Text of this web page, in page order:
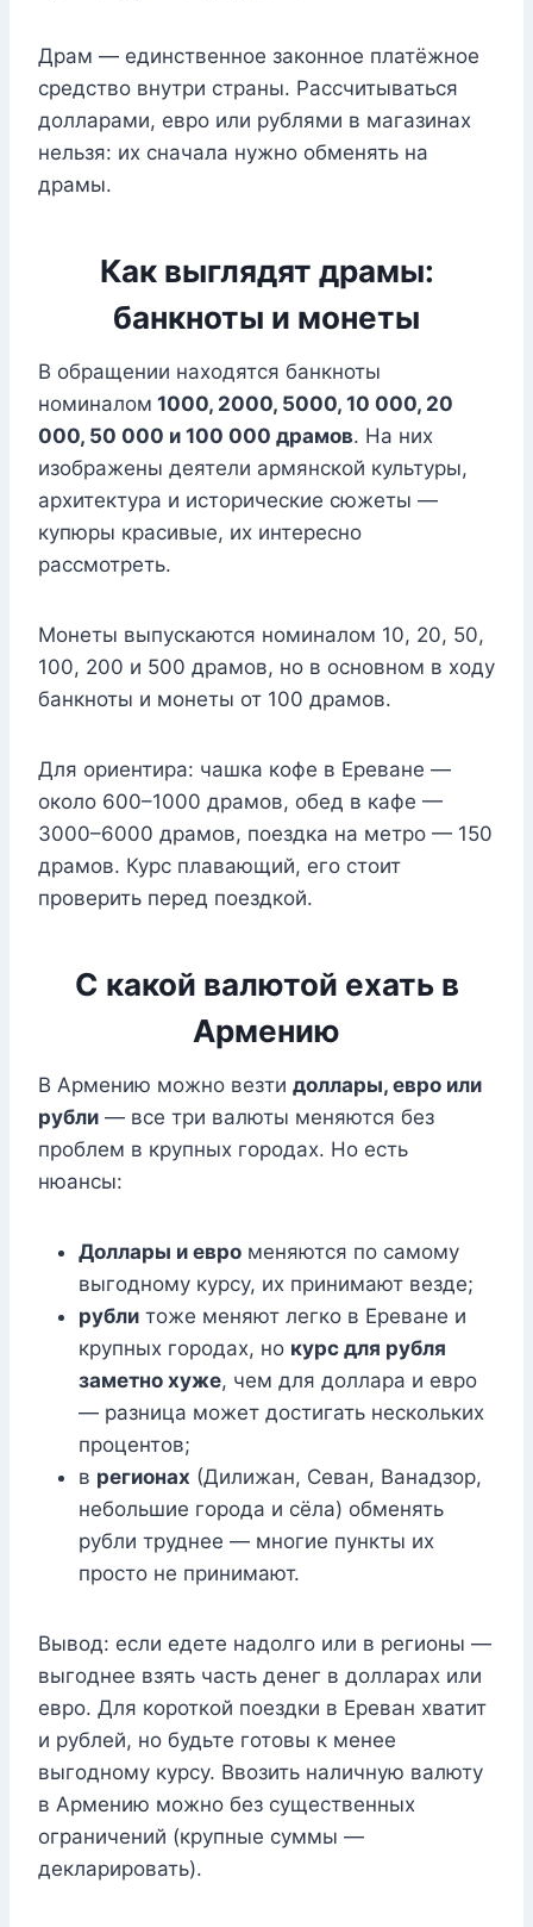
Драм — единственное законное платёжное
средство внутри страны. Рассчитываться
долларами, евро или рублями в магазинах
нельзя: их сначала нужно обменять на
драмы.
Как выглядят драмы:
банкноты и монеты
В обращении находятся банкноты
номиналом 1000, 2000, 5000, 10 000, 20
000, 50 000 и 100 000 драмов. На них
изображены деятели армянской культуры,
архитектура и исторические сюжеты —
купюры красивые, их интересно
рассмотреть.
Монеты выпускаются номиналом 10, 20, 50,
100, 200 и 500 драмов, но в основном в ходу
банкноты и монеты от 100 драмов.
Для ориентира: чашка кофе в Ереване —
около 600–1000 драмов, обед в кафе —
3000–6000 драмов, поездка на метро — 150
драмов. Курс плавающий, его стоит
проверить перед поездкой.
С какой валютой ехать в
Армению
В Армению можно везти доллары, евро или
рубли — все три валюты меняются без
проблем в крупных городах. Но есть
нюансы:
Доллары и евро меняются по самому
выгодному курсу, их принимают везде;
рубли тоже меняют легко в Ереване и
крупных городах, но курс для рубля
заметно хуже, чем для доллара и евро
— разница может достигать нескольких
процентов;
в регионах (Дилижан, Севан, Ванадзор,
небольшие города и сёла) обменять
рубли труднее — многие пункты их
просто не принимают.
Вывод: если едете надолго или в регионы —
выгоднее взять часть денег в долларах или
евро. Для короткой поездки в Ереван хватит
и рублей, но будьте готовы к менее
выгодному курсу. Ввозить наличную валюту
в Армению можно без существенных
ограничений (крупные суммы —
декларировать).